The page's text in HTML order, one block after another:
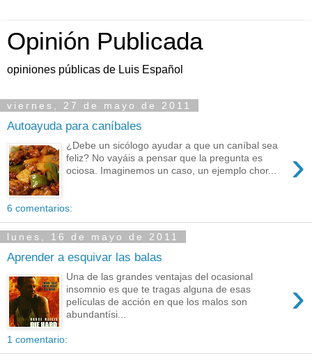
Opinión Publicada
opiniones públicas de Luis Español
viernes, 27 de mayo de 2011
Autoayuda para caníbales
›
¿Debe un sicólogo ayudar a que un caníbal sea
feliz? No vayáis a pensar que la pregunta es
ociosa. Imaginemos un caso, un ejemplo chor...
6 comentarios:
lunes, 16 de mayo de 2011
Aprender a esquivar las balas
›
Una de las grandes ventajas del ocasional
insomnio es que te tragas alguna de esas
películas de acción en que los malos son
abundantísi...
1 comentario: